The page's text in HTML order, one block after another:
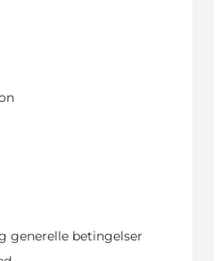
generelle betingelser